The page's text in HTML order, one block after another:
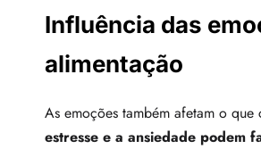
Influência das
alimentação
As emoções também afetam o que
estresse e a ansiedade podem